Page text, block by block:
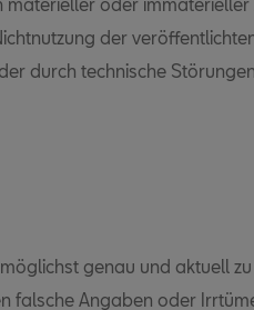
der
durch technische
genau und aktuell
falsche Angaben oder